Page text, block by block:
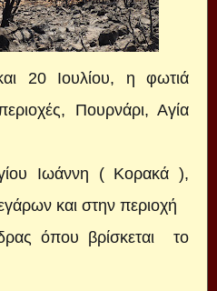
20 Ιουλίου, η φωτιά
Πουρνάρι, Αγία
Ιωάννη ( Κορακά ),
και στην περιοχή
όπου βρίσκεται το